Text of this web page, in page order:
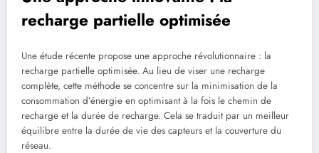
recharge partielle optimisée
Une étude récente propose une approche révolutionnaire : la
recharge partielle optimisée. Au lieu de viser une recharge
complète, cette méthode se concentre sur la minimisation de la
consommation d’énergie en optimisant à la fois le chemin de
recharge et la durée de recharge. Cela se traduit par un meilleur
équilibre entre la durée de vie des capteurs et la couverture du
réseau.